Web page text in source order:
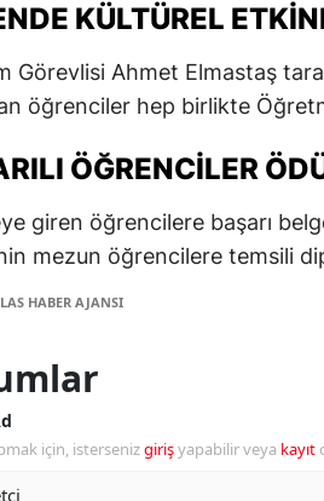
Mardin
Muş
Nevşehir
KÜLTÜREL
Görevlisi Ahmet Elmastaş
öğrenciler hep birlikte
ÖĞRENCILER
giren öğrencilere başarı
mezun öğrencilere temsili
HABER AJANSI
için, istersenizgirişyapabilir veya kayıt